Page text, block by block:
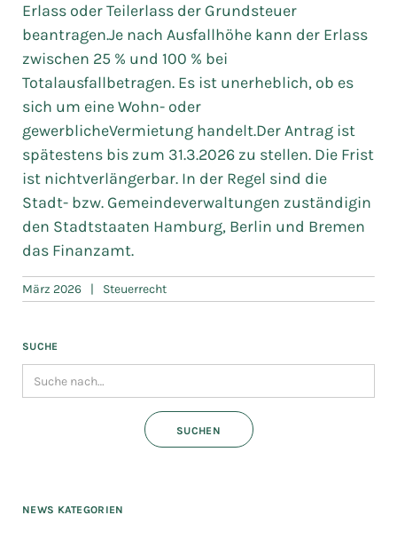
Erlass oder Teilerlass der Grundsteuer
beantragen.Je nach Ausfallhöhe kann der Erlass
zwischen 25 % und 100 % bei
Totalausfallbetragen. Es ist unerheblich, ob es
sich um eine Wohn- oder
gewerblicheVermietung handelt.Der Antrag ist
spätestens bis zum 31.3.2026 zu stellen. Die Frist
ist nichtverlängerbar. In der Regel sind die
Stadt- bzw. Gemeindeverwaltungen zuständigin
den Stadtstaaten Hamburg, Berlin und Bremen
das Finanzamt.
März 2026 | Steuerrecht
SUCHE
NEWS KATEGORIEN